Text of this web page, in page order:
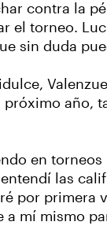
contra la
el torneo.
sin duda
año,
en torneos
las
por primera
a mí mismo